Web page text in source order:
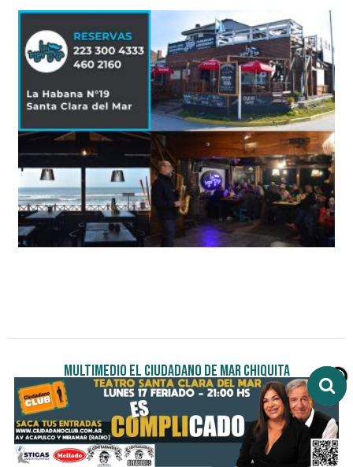
Multimedio El Ciudadano de Mar Chiquita
Avenida Acapulco 498 - Santa Clara del Mar - Buenos Aires
contacto@ciudadanoweb.com.ar
Comercial:
comercial@ciudadanoweb.com.ar
Teléfono:+54 (0223)3121148
Whatsapp:(0223)3121148